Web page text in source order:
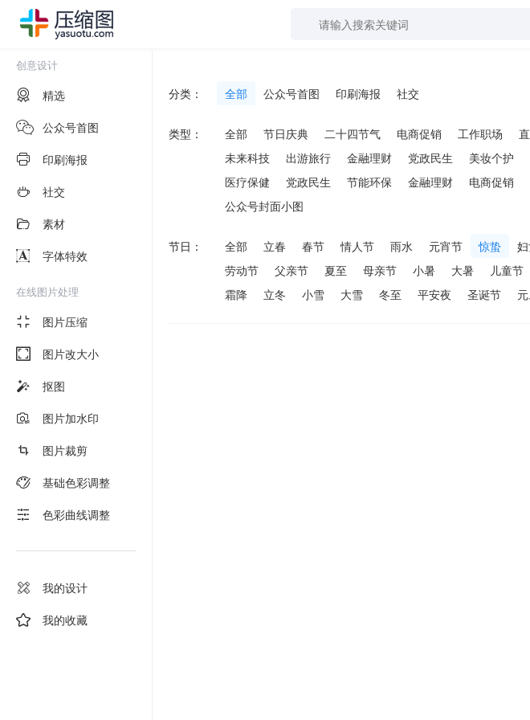
创意设计
精选
公众号首图
印刷海报
社交
素材
字体特效
在线图片处理
图片压缩
图片改大小
抠图
图片加水印
图片裁剪
基础色彩调整
色彩曲线调整
我的设计
我的收藏
分类： 全部 公众号首图 印刷海报 社交
类型： 全部 节日庆典 二十四节气 电商促销 工作职场
未来科技
出游旅行 金融理财 党政民生 美妆个护
医疗保健
党政民生 节能环保 金融理财 电商促销
公众号封面小图
节日： 全部 立春 春节 情人节 雨水 元宵节 惊蛰
劳动节
父亲节 夏至 母亲节 小暑 大暑 儿童节
霜降
立冬 小雪 大雪 冬至 平安夜 圣诞节